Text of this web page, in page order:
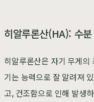
히알루론산(HA): 수
히알루론산은 자기 무게
기는 능력으로 잘 알려져
고, 건조함으로 인해 발생